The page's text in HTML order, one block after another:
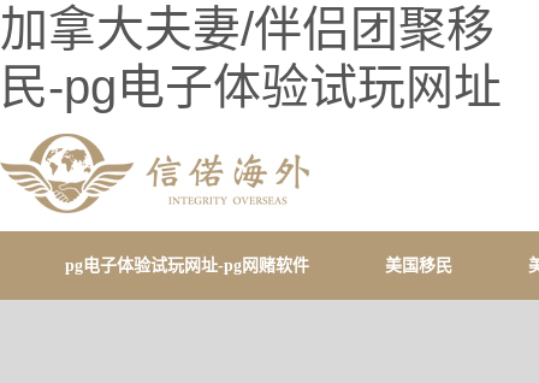
加拿大夫妻/伴侣团聚移
民-pg电子体验试玩网址
pg电子体验试玩网址-pg网赌软件 美国移民